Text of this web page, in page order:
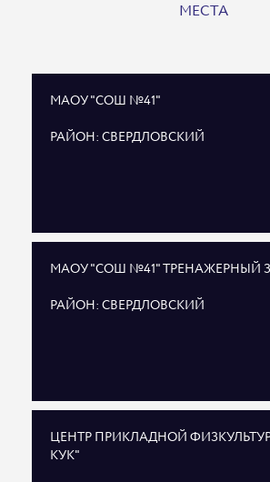
МЕСТА
МАОУ "СОШ №41"
РАЙОН: СВЕРДЛОВСКИЙ
МАОУ "СОШ №41" ТРЕНАЖЕРНЫЙ
РАЙОН: СВЕРДЛОВСКИЙ
ЦЕНТР ПРИКЛАДНОЙ
КУК"